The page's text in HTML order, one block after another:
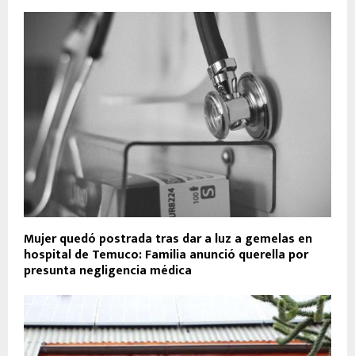
Mujer quedó postrada tras dar a luz a gemelas en
hospital de Temuco: Familia anunció querella por
presunta negligencia médica